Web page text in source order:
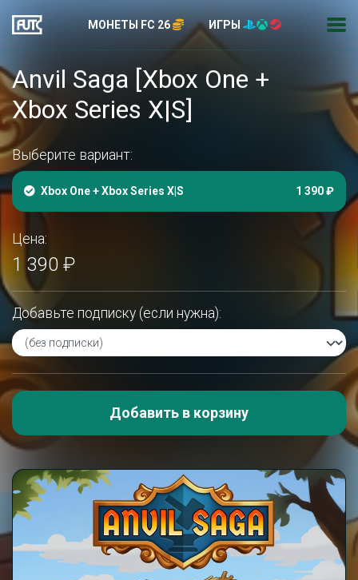
МОНЕТЫ FC 26 ИГРЫ
Anvil Saga [Xbox One +
Xbox Series X|S]
Выберите вариант:
Xbox One + Xbox Series X|S 1 390 ₽
Цена:
1 390 ₽
Добавьте подписку (если нужна):
Добавить в корзину